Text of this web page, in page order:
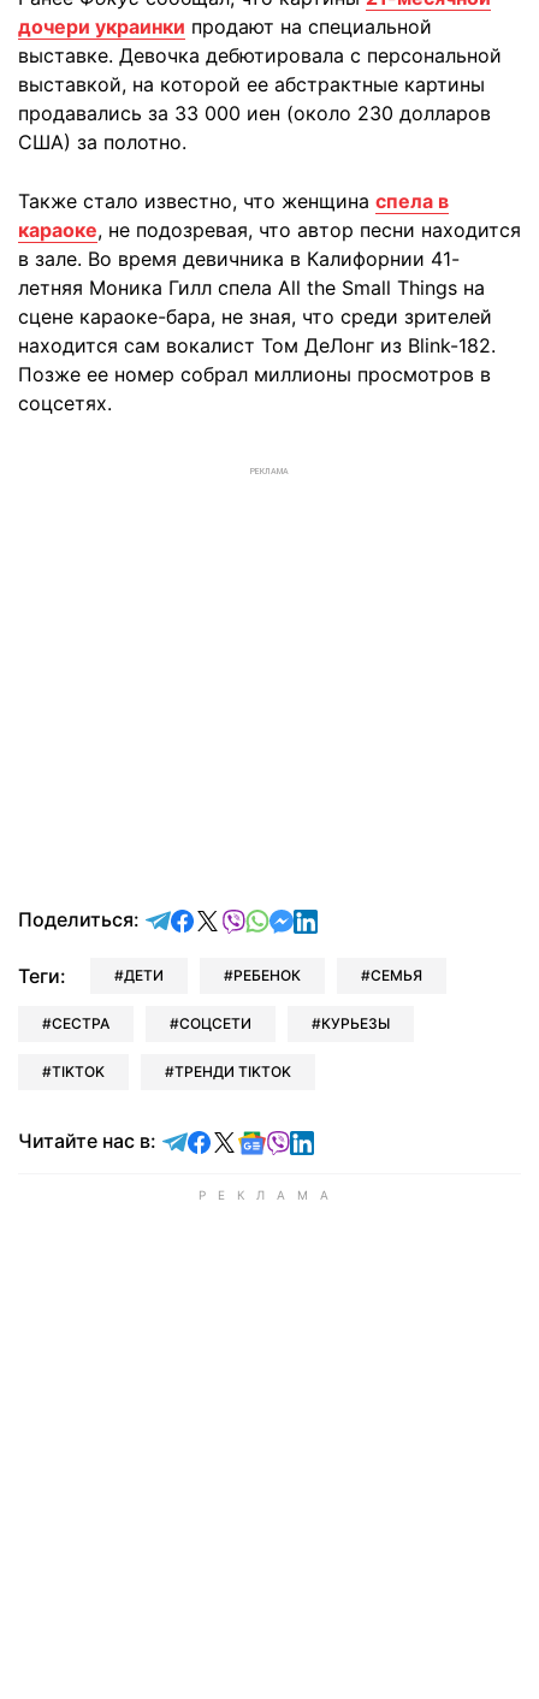
дочери украинки продают на специальной
выставке. Девочка дебютировала с персональной
выставкой, на которой ее абстрактные картины
продавались за 33 000 иен (около 230 долларов
США) за полотно.
Также стало известно, что женщина спела в
караоке, не подозревая, что автор песни находится
в зале. Во время девичника в Калифорнии 41-
летняя Моника Гилл спела All the Small Things на
сцене караоке-бара, не зная, что среди зрителей
находится сам вокалист Том ДеЛонг из Blink-182.
Позже ее номер собрал миллионы просмотров в
соцсетях.
РЕКЛАМА
Поделиться: отправить в Telegram
поделиться в Facebook
поделиться в X
отправить в Viber
отправить в Whatsapp
отправить в Messenger
отправить в LinkedIn
Теги: ДЕТИ РЕБЕНОК СЕМЬЯ
СЕСТРА СОЦСЕТИ КУРЬЕЗЫ
TIKTOK ТРЕНДИ TIKTOK
Читайте нас в: Читайте в Telegram
Читайте в Facebook
Читайте в X
Читайте в Google news
Читайте в Viber
Читайте в LinkedIn